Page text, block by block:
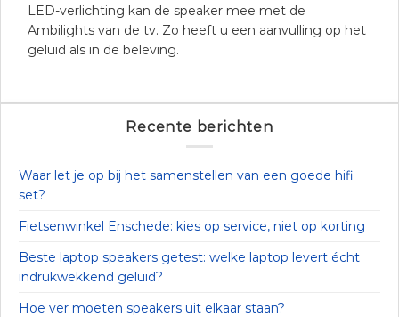
LED-verlichting kan de speaker mee met de
Ambilights van de tv. Zo heeft u een aanvulling op het
geluid als in de beleving.
Recente berichten
Waar let je op bij het samenstellen van een goede hifi
set?
Fietsenwinkel Enschede: kies op service, niet op korting
Beste laptop speakers getest: welke laptop levert écht
indrukwekkend geluid?
Hoe ver moeten speakers uit elkaar staan?